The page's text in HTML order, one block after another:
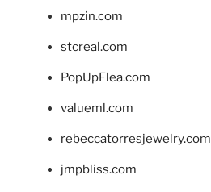
mpzin.com
stcreal.com
PopUpFlea.com
valueml.com
rebeccatorresjewelry.com
jmpbliss.com